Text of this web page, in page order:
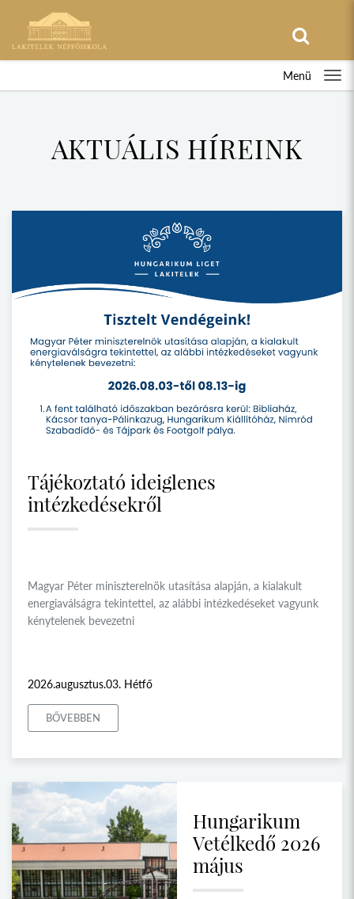
Menü
AKTUÁLIS HÍREINK
Tájékoztató ideiglenes
intézkedésekről
Magyar Péter miniszterelnök utasítása alapján, a kialakult
energiaválságra tekintettel, az alábbi intézkedéseket vagyunk
kénytelenek bevezetni
2026.augusztus.03. Hétfő
BŐVEBBEN
Hungarikum
Vetélkedő 2026
május